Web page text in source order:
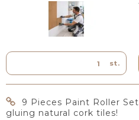
st.
9 Pieces Paint Roller
gluing natural cork tiles!